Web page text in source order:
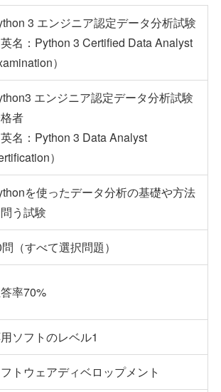
3 エンジニア認定データ分析試験
英名：Python 3 Certified Data Analyst
）
エンジニア認定データ分析試験
者
英名：Python 3 Data Analyst
）
を使ったデータ分析の基礎や方法
う試験
（すべて選択問題）
率70%
ソフトのレベル1
トウェアディベロップメント